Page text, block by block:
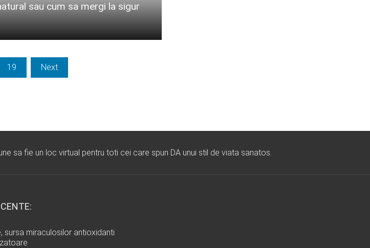
sau cum sa mergi la sigur
19 Next
sa fie un loc virtual pentru toti cei care spun DA unui stil de viata sanatos.
sursa miraculosilor antioxidanti